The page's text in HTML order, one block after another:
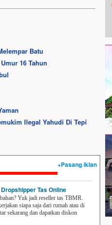
Batu
16 Tahun
Ilegal Yahudi Di Tepi
+Pasang iklan
Tas Online
Yuk jadi reseller tas TBMR.
siapa saja dari rumah atau di
sekarang dan dapatkan diskon